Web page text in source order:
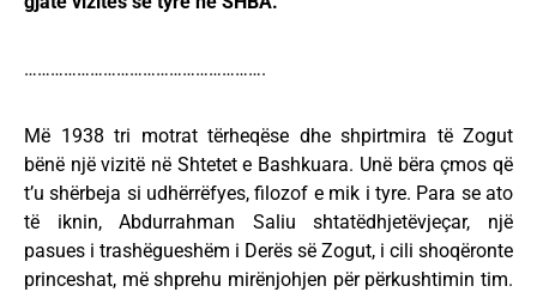
……………………………………………….
Më 1938 tri motrat tërheqëse dhe shpirtmira të Zogut
bënë një vizitë në Shtetet e Bashkuara. Unë bëra çmos që
t’u shërbeja si udhërrëfyes, filozof e mik i tyre. Para se ato
të iknin, Abdurrahman Saliu shtatëdhjetëvjeçar, një
pasues i trashëgueshëm i Derës së Zogut, i cili shoqëronte
princeshat, më shprehu mirënjohjen për përkushtimin tim.